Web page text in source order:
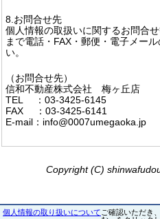
8.お問合せ先
個人情報の取扱いに関するお問合
まで電話・FAX・郵便・電子メー
い。
（お問合せ先）
信和不動産株式会社 梅ヶ丘店
TEL ：03-3425-6145
FAX ：03-3425-6141
E-mail：info@0007umegaoka.jp
Copyright (C)
個人情報の取り扱いについて ご確認いただき